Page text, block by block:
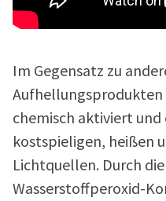
Im Gegensatz zu
Aufhellungsprodukten
chemisch aktiviert
kostspieligen, heißen
Lichtquellen. Durch
Wasserstoffperoxid-